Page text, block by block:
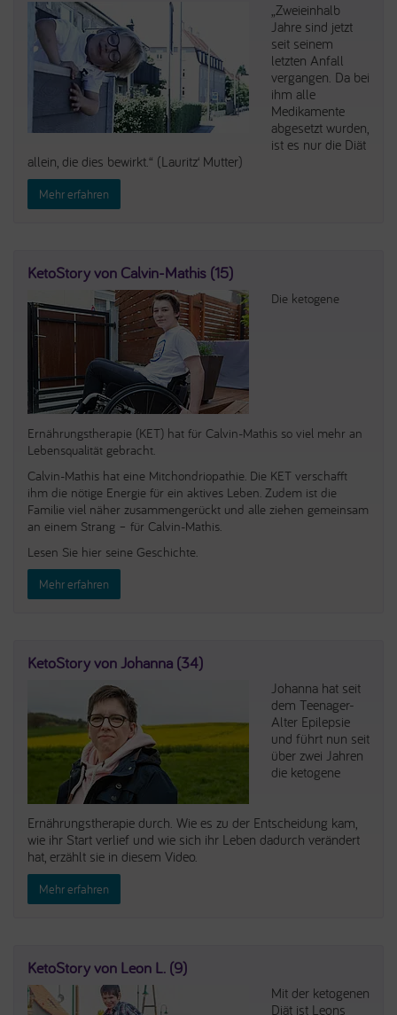
„Zweieinhalb
Jahre sind jetzt
seit seinem
letzten Anfall
vergangen. Da bei
ihm alle
Medikamente
abgesetzt wurden,
ist es nur die Diät
allein, die dies bewirkt.“ (Lauritz‘ Mutter)
Mehr erfahren
KetoStory von Calvin-Mathis (15)
Die ketogene
Ernährungstherapie (KET) hat für Calvin-Mathis so viel mehr an
Lebensqualität gebracht.
Calvin-Mathis hat eine Mitchondriopathie. Die KET verschafft
ihm die nötige Energie für ein aktives Leben. Zudem ist die
Familie viel näher zusammengerückt und alle ziehen gemeinsam
an einem Strang – für Calvin-Mathis.
Lesen Sie hier seine Geschichte.
Mehr erfahren
KetoStory von Johanna (34)
Johanna hat seit
dem Teenager-
Alter Epilepsie
und führt nun seit
über zwei Jahren
die ketogene
Ernährungstherapie durch. Wie es zu der Entscheidung kam,
wie ihr Start verlief und wie sich ihr Leben dadurch verändert
hat, erzählt sie in diesem Video.
Mehr erfahren
KetoStory von Leon L. (9)
Mit der ketogenen
Diät ist Leons